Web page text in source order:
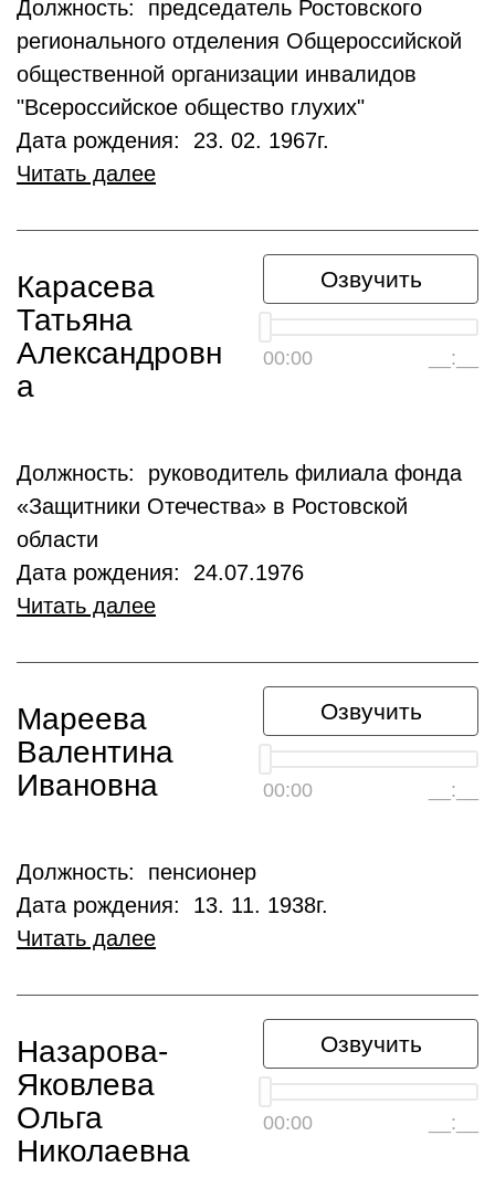
Должность: председатель Ростовского
регионального отделения Общероссийской
общественной организации инвалидов
"Всероссийское общество глухих"
Дата рождения: 23. 02. 1967г.
Читать далее
Озвучить
00:00 __:__
Карасева
Татьяна
Александровн
а
Должность: руководитель филиала фонда
«Защитники Отечества» в Ростовской
области
Дата рождения: 24.07.1976
Читать далее
Озвучить
00:00 __:__
Мареева
Валентина
Ивановна
Должность: пенсионер
Дата рождения: 13. 11. 1938г.
Читать далее
Озвучить
00:00 __:__
Назарова-
Яковлева
Ольга
Николаевна